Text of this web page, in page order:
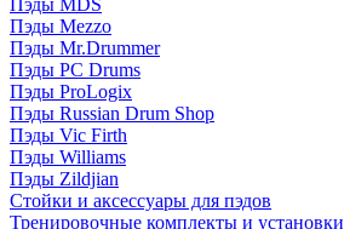
Пэды MDS
Пэды Mezzo
Пэды Mr.Drummer
Пэды PC Drums
Пэды ProLogix
Пэды Russian Drum Shop
Пэды Vic Firth
Пэды Williams
Пэды Zildjian
Стойки и аксессуары для пэдов
Тренировочные комплекты и установки